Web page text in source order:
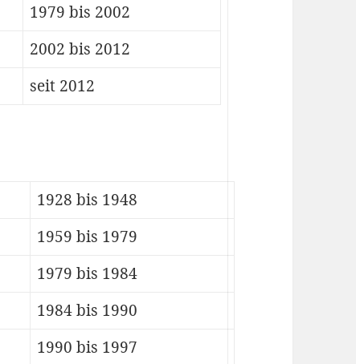
1979 bis 2002
2002 bis 2012
seit 2012
1928 bis 1948
1959 bis 1979
1979 bis 1984
1984 bis 1990
1990 bis 1997